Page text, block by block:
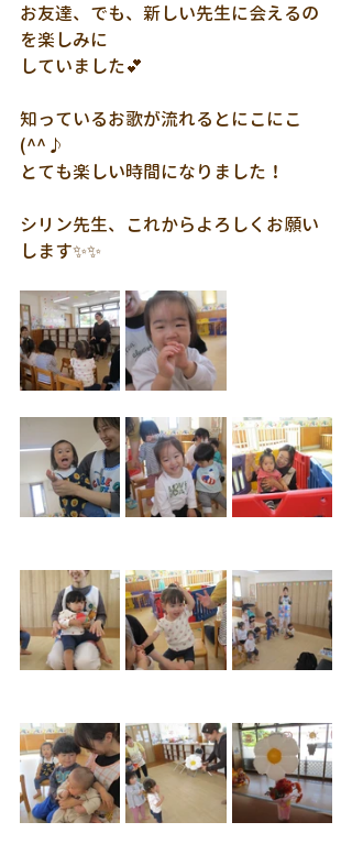
お友達、でも、新しい先生に会えるの
を楽しみに
していました💕
知っているお歌が流れるとにこにこ
(^^♪
とても楽しい時間になりました！
シリン先生、これからよろしくお願い
します✨✨